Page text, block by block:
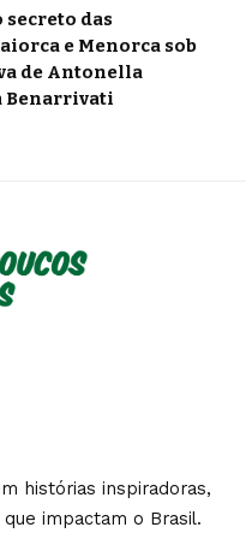
secreto das
e Menorca sob
de Antonella
Benarrivati
histórias inspiradoras,
impactam o Brasil.